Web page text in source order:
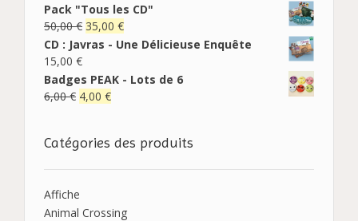
Pack "Tous les CD"
50,00€ 35,00 €
CD : Javras - Une Délicieuse Enquête
15,00 €
Badges PEAK - Lots de 6
6,00€ 4,00 €
Catégories des produits
Affiche
Animal Crossing